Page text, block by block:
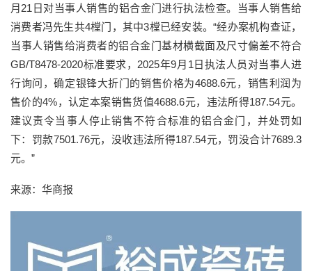
月21日对当事人销售的铝合金门进行执法检查。当事人销售给
消费者冯先生共4樘门，其中3樘已经安装。“经办案机构查证，
当事人销售给消费者的铝合金门基材横截面及尺寸偏差不符合
GB/T8478-2020标准要求，2025年9月1日执法人员对当事人进
行询问，确定银锋大折门的销售价格为4688.6元，销售利润为
售价的4%，认定本案销售货值4688.6元，违法所得187.54元。
建议责令当事人停止销售不符合标准的铝合金门，并处罚如
下：罚款7501.76元，没收违法所得187.54元，罚没合计7689.3
元。”
来源：华商报